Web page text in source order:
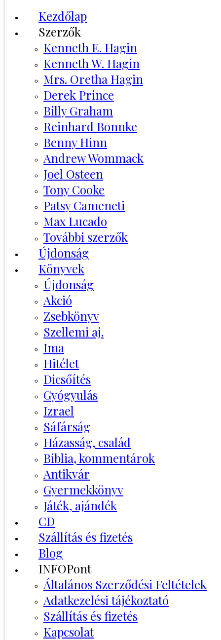
Kezdőlap
Szerzők
Kenneth E. Hagin
Kenneth W. Hagin
Mrs. Oretha Hagin
Derek Prince
Billy Graham
Reinhard Bonnke
Benny Hinn
Andrew Wommack
Joel Osteen
Tony Cooke
Patsy Cameneti
Max Lucado
További szerzők
Újdonság
Könyvek
Újdonság
Akció
Zsebkönyv
Szellemi aj.
Ima
Hitélet
Dicsőítés
Gyógyulás
Izrael
Sáfárság
Házasság, család
Biblia, kommentárok
Antikvár
Gyermekkönyv
Játék, ajándék
CD
Szállítás és fizetés
Blog
INFOPont
Általános Szerződési Feltételek
Adatkezelési tájékoztató
Szállítás és fizetés
Kapcsolat